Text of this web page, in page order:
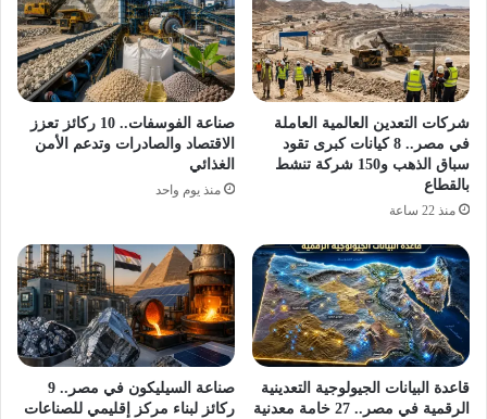
شركات التعدين العالمية العاملة
في مصر.. 8 كيانات كبرى تقود
سباق الذهب و150 شركة تنشط
بالقطاع
منذ 22 ساعة
صناعة الفوسفات.. 10 ركائز تعزز
الاقتصاد والصادرات وتدعم الأمن
الغذائي
منذ يوم واحد
قاعدة البيانات الجيولوجية التعدينية
الرقمية في مصر.. 27 خامة معدنية
صناعة السيليكون في مصر.. 9
ركائز لبناء مركز إقليمي للصناعات